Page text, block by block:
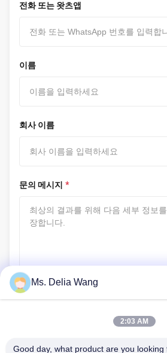
전화 또는 왓츠앱
이름
회사 이름
문의 메시지 *
파일 첨부
파일 선택
파일 업로드 정보
Ms. Delia Wang
2:03 AM
Good day, what product are you looking